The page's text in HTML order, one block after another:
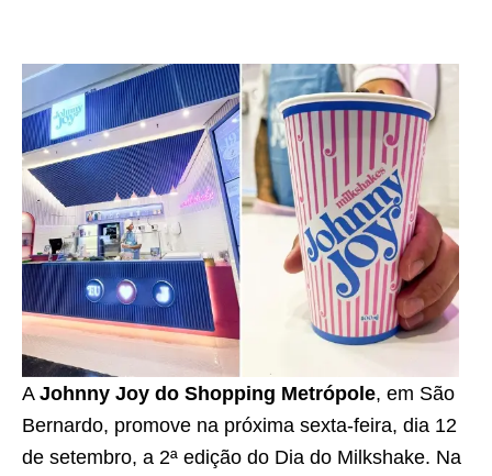
A Johnny Joy do Shopping Metrópole, em São
Bernardo, promove na próxima sexta-feira, dia 12
de setembro, a 2ª edição do Dia do Milkshake. Na